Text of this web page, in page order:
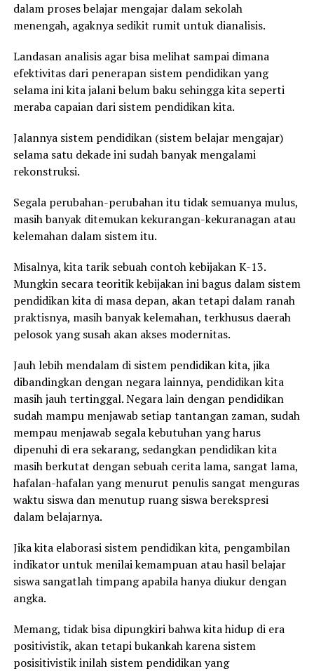
dalam proses belajar mengajar dalam sekolah
menengah, agaknya sedikit rumit untuk dianalisis.
Landasan analisis agar bisa melihat sampai dimana
efektivitas dari penerapan sistem pendidikan yang
selama ini kita jalani belum baku sehingga kita seperti
meraba capaian dari sistem pendidikan kita.
Jalannya sistem pendidikan (sistem belajar mengajar)
selama satu dekade ini sudah banyak mengalami
rekonstruksi.
Segala perubahan-perubahan itu tidak semuanya mulus,
masih banyak ditemukan kekurangan-kekuranagan atau
kelemahan dalam sistem itu.
Misalnya, kita tarik sebuah contoh kebijakan K-13.
Mungkin secara teoritik kebijakan ini bagus dalam sistem
pendidikan kita di masa depan, akan tetapi dalam ranah
praktisnya, masih banyak kelemahan, terkhusus daerah
pelosok yang susah akan akses modernitas.
Jauh lebih mendalam di sistem pendidikan kita, jika
dibandingkan dengan negara lainnya, pendidikan kita
masih jauh tertinggal. Negara lain dengan pendidikan
sudah mampu menjawab setiap tantangan zaman, sudah
mempau menjawab segala kebutuhan yang harus
dipenuhi di era sekarang, sedangkan pendidikan kita
masih berkutat dengan sebuah cerita lama, sangat lama,
hafalan-hafalan yang menurut penulis sangat menguras
waktu siswa dan menutup ruang siswa berekspresi
dalam belajarnya.
Jika kita elaborasi sistem pendidikan kita, pengambilan
indikator untuk menilai kemampuan atau hasil belajar
siswa sangatlah timpang apabila hanya diukur dengan
angka.
Memang, tidak bisa dipungkiri bahwa kita hidup di era
positivistik, akan tetapi bukankah karena sistem
posisitivistik inilah sistem pendidikan yang